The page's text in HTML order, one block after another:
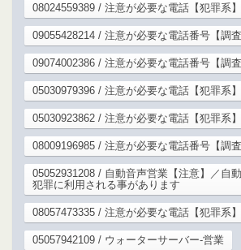
08024559389 / 注意が必要な電話【犯罪系】
09055428214 / 注意が必要な電話番号【調査
09074002386 / 注意が必要な電話番号【調査
05030979396 / 注意が必要な電話【犯罪系】
05030923862 / 注意が必要な電話【犯罪系】
08009196985 / 注意が必要な電話番号【調査
05052931208 / 自動音声営業【注意】／自
犯罪に利用される事があります
08057473335 / 注意が必要な電話【犯罪系】
05057942109 / ウォーターサーバー-営業